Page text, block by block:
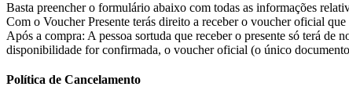
Basta preencher o formulário abaixo com todas as informações
Com o Voucher Presente terás direito a receber o voucher oficial
Após a compra: A pessoa sortuda que receber o presente só terá de
disponibilidade for confirmada, o voucher oficial (o único
Política de Cancelamento